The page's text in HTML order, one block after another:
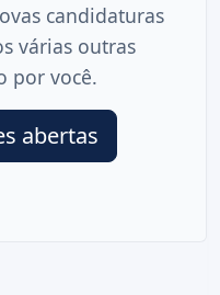
candidaturas
várias outras
por você.
abertas